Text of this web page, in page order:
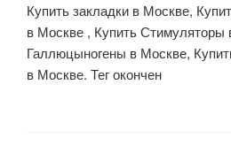
Купить закладки в Москве,
в Москве , Купить Стимуляторы
Галлюцыногены в Москве,
в Москве. Тег окончен